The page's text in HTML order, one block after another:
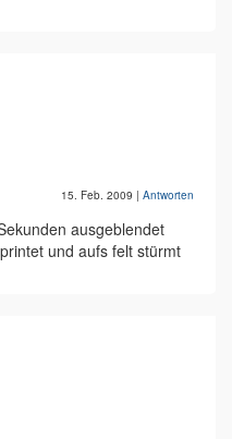
15. Feb. 2009 | Antworten
ausgeblendet
und aufs felt stürmt